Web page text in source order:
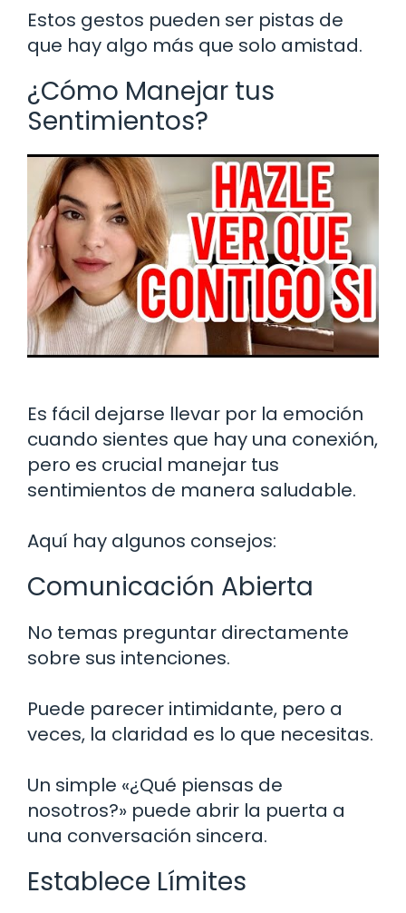
Estos gestos pueden ser pistas de
que hay algo más que solo amistad.
¿Cómo Manejar tus
Sentimientos?
Es fácil dejarse llevar por la emoción
cuando sientes que hay una conexión,
pero es crucial manejar tus
sentimientos de manera saludable.
Aquí hay algunos consejos:
Comunicación Abierta
No temas preguntar directamente
sobre sus intenciones.
Puede parecer intimidante, pero a
veces, la claridad es lo que necesitas.
Un simple «¿Qué piensas de
nosotros?» puede abrir la puerta a
una conversación sincera.
Establece Límites